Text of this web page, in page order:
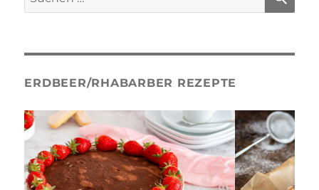
nach:
ERDBEER/RHABARBER REZEPTE